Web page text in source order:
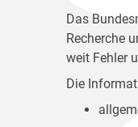
Das
Recherche
weit Fehler
Die